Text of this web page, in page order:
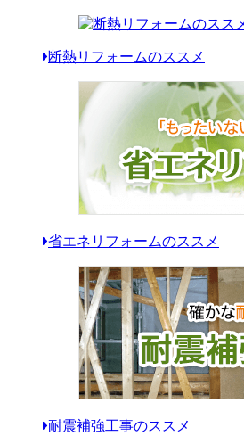
断熱リフォームのススメ
省エネリフォームのススメ
耐震補強工事のススメ